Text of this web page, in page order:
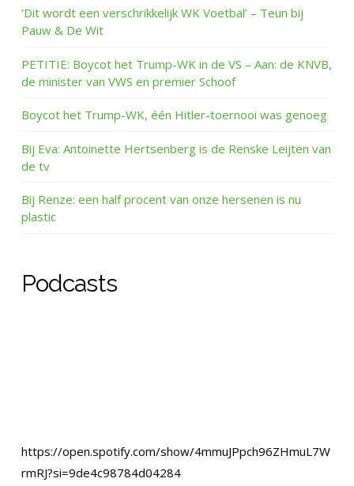
‘Dit wordt een verschrikkelijk WK Voetbal’ – Teun bij
Pauw & De Wit
PETITIE: Boycot het Trump-WK in de VS – Aan: de KNVB,
de minister van VWS en premier Schoof
Boycot het Trump-WK, één Hitler-toernooi was genoeg
Bij Eva: Antoinette Hertsenberg is de Renske Leijten van
de tv
Bij Renze: een half procent van onze hersenen is nu
plastic
Podcasts
https://open.spotify.com/show/4mmuJPpch96ZHmuL7W
rmRJ?si=9de4c98784d04284